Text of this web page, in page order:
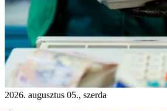
2026. augusztus 05., szerda